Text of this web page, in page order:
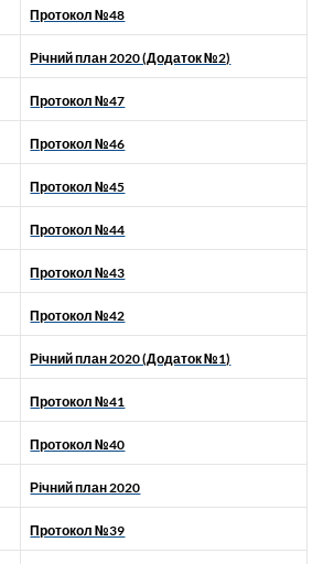
Протокол №48
Річний план 2020 (Додаток №2)
Протокол №47
Протокол №46
Протокол №45
Протокол №44
Протокол №43
Протокол №42
Річний план 2020 (Додаток №1)
Протокол №41
Протокол №40
Річний план 2020
Протокол №39